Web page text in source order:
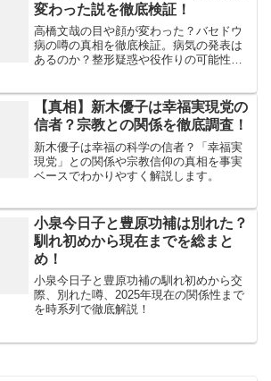
変わった説を徹底検証！
高橋文哉の目や顔が変わった？バセドウ
病の噂の真相を徹底検証。病気の発表は
あるのか？整形疑惑や役作りの可能性も
【真相】新木優子は幸福実現党の
信者？宗教との関係を徹底調査！
新木優子は幸福の科学の信者？「幸福実
現党」との関係や宗教信仰の真相を事実
ベースでわかりやすく解説します。
小泉今日子と豊原功補は別れた？
馴れ初めから現在までを総まと
め！
小泉今日子と豊原功補の馴れ初めから交
際、別れた噂、2025年現在の関係性まで
を時系列で徹底解説！